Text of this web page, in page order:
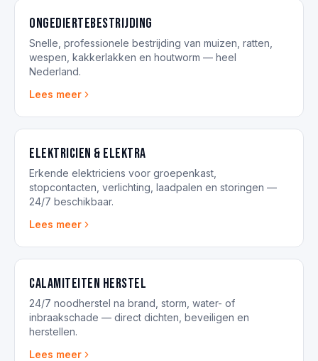
Ongediertebestrijding
Snelle, professionele bestrijding van muizen, ratten,
wespen, kakkerlakken en houtworm — heel
Nederland.
Lees meer
Elektricien & elektra
Erkende elektriciens voor groepenkast,
stopcontacten, verlichting, laadpalen en storingen —
24/7 beschikbaar.
Lees meer
Calamiteiten herstel
24/7 noodherstel na brand, storm, water- of
inbraakschade — direct dichten, beveiligen en
herstellen.
Lees meer